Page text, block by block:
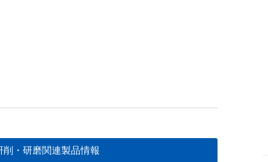
削・研磨関連製品情報